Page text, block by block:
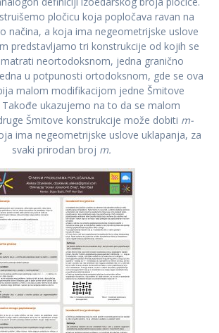
pločicu koja popločava ravan na
načina, a koja ima negeometrijske uslove
predstavljamo tri konstrukcije od kojih se
neortodoksnom, jedna granično
u potpunosti ortodoksnom, gde se ova
malom modifikacijom jedne Šmitove
ukazujemo na to da se malom
Šmitove konstrukcije može dobiti m-
ima negeometrijske uslove uklapanja, za
svaki prirodan broj m.